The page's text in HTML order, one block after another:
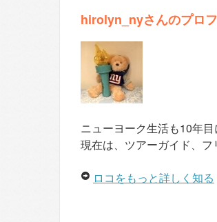
hirolyn_nyさんのプロ
ニューヨーク生活も10年
現在は、ツアーガイド、フ
ロコをもっと詳しく知る